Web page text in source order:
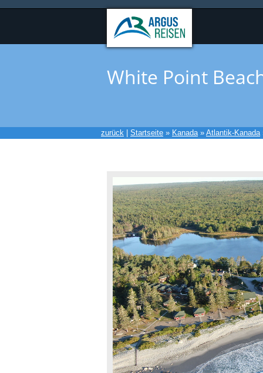
White Point
zurück Startseite » Kanada» Atlantik-Kanada